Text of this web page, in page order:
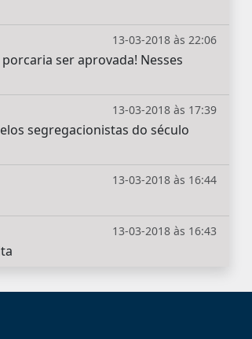
13-03-2018 às 22:06
ser aprovada! Nesses
13-03-2018 às 17:39
segregacionistas do século
13-03-2018 às 16:44
13-03-2018 às 16:43